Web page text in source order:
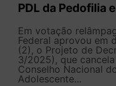
PDL da Pedofilia
Em votação
Federal aprovou em
(2), o Projeto de
3/2025), que
Conselho Nacional
Adolescente...